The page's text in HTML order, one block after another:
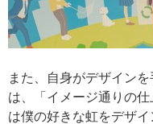
また、自身がデザイン
は、「イメージ通りの
は僕の好きな虹をデザ